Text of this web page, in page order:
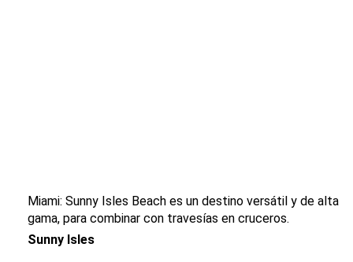
Miami: Sunny Isles Beach es un destino versátil y de alta
gama, para combinar con travesías en cruceros.
Sunny Isles